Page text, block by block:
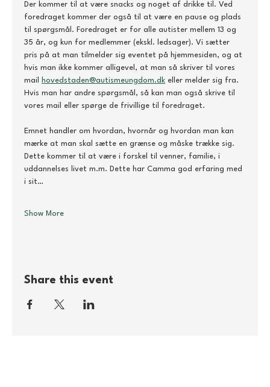
Der kommer til at være snacks og noget af drikke til. Ved
foredraget kommer der også til at være en pause og plads
til spørgsmål. Foredraget er for alle autister mellem 13 og
35 år, og kun for medlemmer (ekskl. ledsager). Vi sætter
pris på at man tilmelder sig eventet på hjemmesiden, og at
hvis man ikke kommer alligevel, at man så skriver til vores
mail
hovedstaden@autismeungdom.dk eller melder sig fra.
Hvis man har andre spørgsmål, så kan man også skrive til
vores mail eller spørge de frivillige til foredraget.
Emnet handler om hvordan, hvornår og hvordan man kan
mærke at man skal sætte en grænse og måske trække sig.
Dette kommer til at være i forskel til venner, familie, i
uddannelses livet m.m. Dette har Camma god erfaring med
i sit…
Show More
Share this event